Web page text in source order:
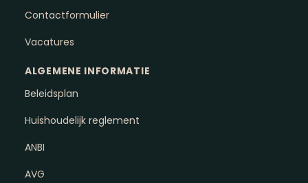
Contactformulier
Vacatures
ALGEMENE INFORMATIE
Beleidsplan
Huishoudelijk reglement
ANBI
AVG